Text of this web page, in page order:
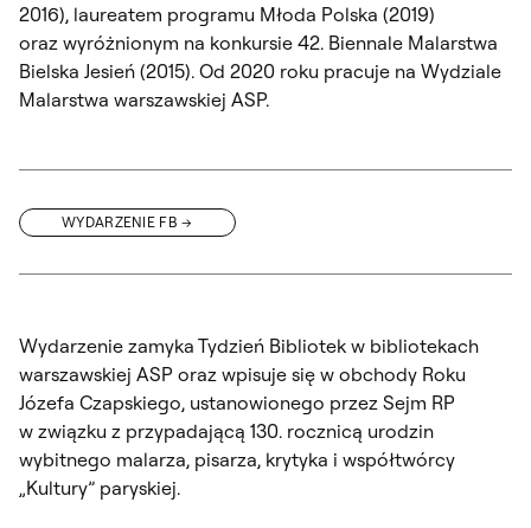
2016), laureatem programu Młoda Polska (2019)
oraz wyróżnionym na konkursie 42. Biennale Malarstwa
Bielska Jesień (2015). Od 2020 roku pracuje na Wydziale
Malarstwa warszawskiej ASP.
WYDARZENIE FB
Wydarzenie zamyka Tydzień Bibliotek w bibliotekach
warszawskiej ASP oraz wpisuje się w obchody Roku
Józefa Czapskiego, ustanowionego przez Sejm RP
w związku z przypadającą 130. rocznicą urodzin
wybitnego malarza, pisarza, krytyka i współtwórcy
„Kultury” paryskiej.